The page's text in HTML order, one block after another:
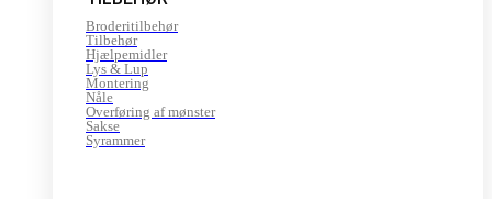
Broderitilbehør
Tilbehør
Hjælpemidler
Lys & Lup
Montering
Nåle
Overføring af mønster
Sakse
Syrammer